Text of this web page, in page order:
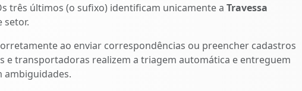
três últimos (o sufixo) identificam unicamente a Travessa
setor.
ao enviar correspondências ou preencher cadastros
e transportadoras realizem a triagem automática e entreguem
ambiguidades.